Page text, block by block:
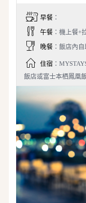
早餐：
午餐：機上餐+
晚餐：飯店內自
住宿：
飯店或富士本栖鳳凰